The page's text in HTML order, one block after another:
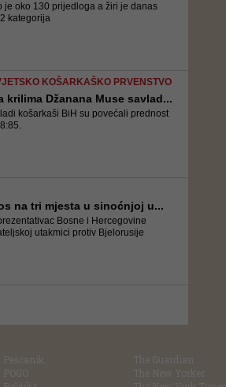
je oko 130 prijedloga a žiri je danas
kategorija
KOŠARKAŠKO PRVENSTVO
krilima Džanana Muse savlad...
košarkaši BiH su povećali prednost
na tri mjesta u sinoćnjoj u...
Bosne i Hercegovine
utakmici protiv Bjelorusije
Pešćanik
POGO
The Guardian
The New Yorker